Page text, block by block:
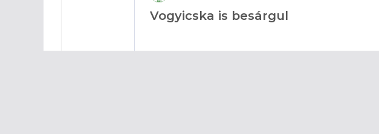
Vogyicska is besárgul